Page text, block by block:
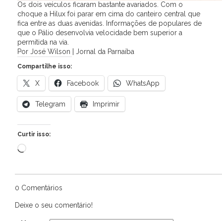
Os dois veículos ficaram bastante avariados. Com o
choque a Hilux foi parar em cima do canteiro central que
fica entre as duas avenidas. Informações de populares de
que o Pálio desenvolvia velocidade bem superior a
permitida na via.
Por José Wilson | Jornal da Parnaíba
Compartilhe isso:
X Facebook WhatsApp
Telegram Imprimir
Curtir isso:
Carregando...
0 Comentários
Deixe o seu comentário!